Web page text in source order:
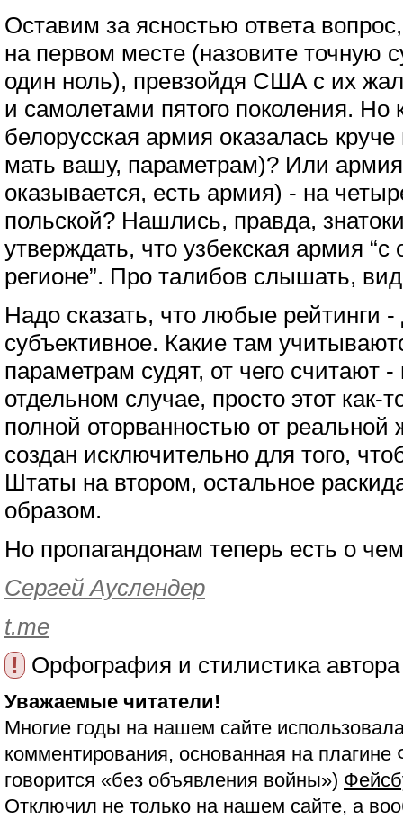
Оставим за ясностью ответа
на первом месте (назовите точную
один ноль), превзойдя США с их
и самолетами пятого поколения. Но
белорусская армия оказалась
мать вашу, параметрам)? Или армия
оказывается, есть армия) - на
польской? Нашлись, правда,
утверждать, что узбекская армия
регионе”. Про талибов слышать,
Надо сказать, что любые рейтинги
субъективное. Какие там
параметрам судят, от чего считают
отдельном случае, просто этот как-
полной оторванностью от
создан исключительно для того,
Штаты на втором, остальное
образом.
Но пропагандонам теперь есть о
Сергей Ауслендер
t.me
!
Орфография и стилистика
Уважаемые читатели!
Многие годы на нашем сайте
комментирования, основанная на
говорится «без объявления войны»)
Отключил не только на нашем сайте, а